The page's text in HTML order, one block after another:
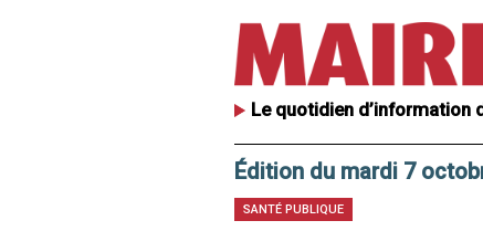
Le quotidien d’information
Édition du mardi 7
SANTÉ PUBLIQUE